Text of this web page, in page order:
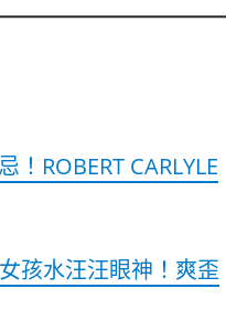
ROBERT CARLYLE
孩水汪汪眼神！爽歪